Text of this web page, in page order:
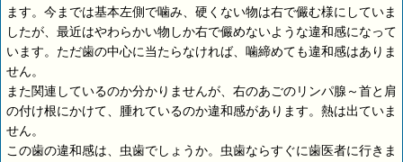
ます。今までは基本左側で噛み、硬くない物は右で儼む様にしていま
したが、最近はやわらかい物しか右で儼めないような違和感になって
います。ただ歯の中心に当たらなければ、噛締めても違和感はありま
せん。
また関連しているのか分かりませんが、右のあごのリンパ腺～首と肩
の付け根にかけて、腫れているのか違和感があります。熱は出ていま
せん。
この歯の違和感は、虫歯でしょうか。虫歯ならすぐに歯医者に行きま